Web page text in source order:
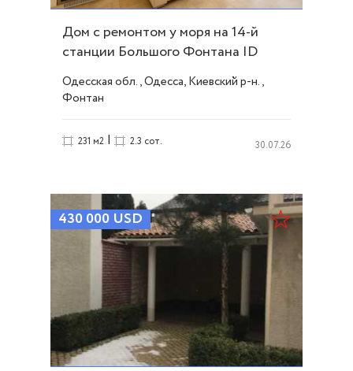
Дом с ремонтом у моря на 14-й
станции Большого Фонтана ID
19232
Одесская обл., Одесса, Киевский р-н.,
Фонтан
231 м2 | 2.3 сот. 30.07.26
430 000 USD